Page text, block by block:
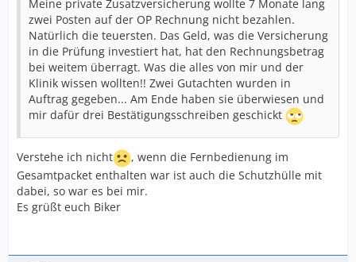
Meine private Zusatzversicherung wollte 7 Monate lang
zwei Posten auf der OP Rechnung nicht bezahlen.
Natürlich die teuersten. Das Geld, was die Versicherung
in die Prüfung investiert hat, hat den Rechnungsbetrag
bei weitem überragt. Was die alles von mir und der
Klinik wissen wollten!! Zwei Gutachten wurden in
Auftrag gegeben... Am Ende haben sie überwiesen und
mir dafür drei Bestätigungsschreiben geschickt
Verstehe ich nicht
, wenn die Fernbedienung im
Gesamtpacket enthalten war ist auch die Schutzhülle mit
dabei, so war es bei mir.
Es grüßt euch Biker